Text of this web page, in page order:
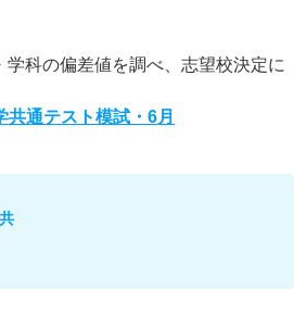
科の偏差値を調べ、志望校決定に
通テスト模試・6月